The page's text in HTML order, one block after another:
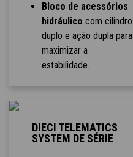
Bloco de acessórios
hidráulico com cilindro
duplo e ação dupla para
maximizar a
estabilidade.
DIECI TELEMATICS
SYSTEM DE SÉRIE